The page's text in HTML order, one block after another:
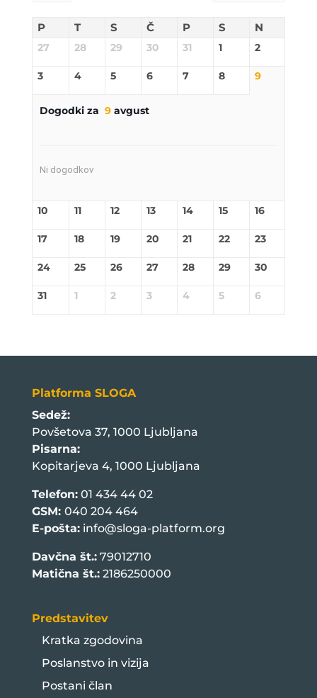
P T S Č P S N
27 28 29 30 31 1 2
3 4 5 6 7 8 9
Dogodki za 9avgust
Ni dogodkov
10 11 12 13 14 15 16
17 18 19 20 21 22 23
24 25 26 27 28 29 30
31 1 2 3 4 5 6
Platforma SLOGA
Sedež:
Povšetova 37, 1000 Ljubljana
Pisarna:
Kopitarjeva 4, 1000 Ljubljana
Telefon:01 434 44 02
GSM: 040 204 464
E-pošta: info@sloga-platform.org
Davčna št.:79012710
Matična št.:2186250000
Predstavitev
Kratka zgodovina
Poslanstvo in vizija
Postani član